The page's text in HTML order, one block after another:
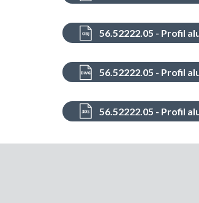
56.52222.05 - Profil
56.52222.05 - Profil
56.52222.05 - Profil